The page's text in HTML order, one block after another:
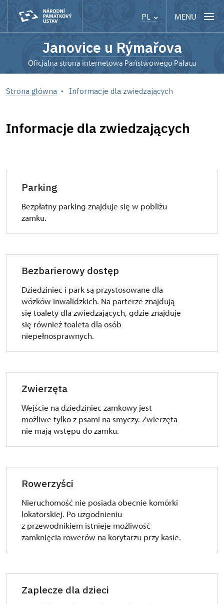
PL MENU
Janovice u Rýmařova
Oficjalna strona internetowa Państwowego Pałacu
Strona główna Informacje dla zwiedzających
Informacje dla zwiedzających
Parking
Bezpłatny parking znajduje się w pobliżu
zamku.
Bezbarierowy dostęp
Dziedziniec i park są przystosowane dla
wózków inwalidzkich. Na parterze znajdują
się toalety dla zwiedzających, gdzie znajduje
się również toaleta dla osób
niepełnosprawnych.
Zwierzęta
Wejście na dziedziniec zamkowy jest
możliwe tylko z psami na smyczy. Zwierzęta
nie mają wstępu do zamku.
Rowerzyści
Nieruchomość nie posiada obecnie komórki
lokatorskiej. Po uzgodnieniu
z przewodnikiem istnieje możliwość
zamknięcia rowerów na korytarzu przy kasie.
Zaplecze dla dzieci